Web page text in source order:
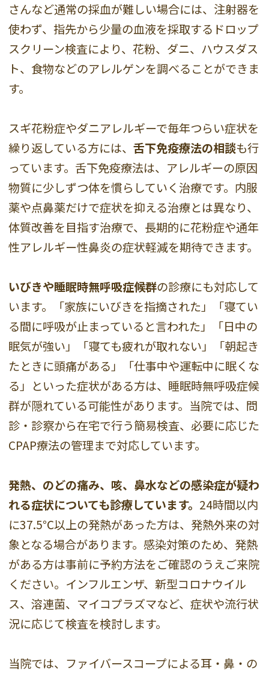
さんなど通常の採血が難しい場合には、注射器を
使わず、指先から少量の血液を採取するドロップ
スクリーン検査により、花粉、ダニ、ハウスダス
ト、食物などのアレルゲンを調べることができま
す。
スギ花粉症やダニアレルギーで毎年つらい症状を
繰り返している方には、舌下免疫療法の相談も行
っています。舌下免疫療法は、アレルギーの原因
物質に少しずつ体を慣らしていく治療です。内服
薬や点鼻薬だけで症状を抑える治療とは異なり、
体質改善を目指す治療で、長期的に花粉症や通年
性アレルギー性鼻炎の症状軽減を期待できます。
いびきや睡眠時無呼吸症候群の診療にも対応して
います。「家族にいびきを指摘された」「寝てい
る間に呼吸が止まっていると言われた」「日中の
眠気が強い」「寝ても疲れが取れない」「朝起き
たときに頭痛がある」「仕事中や運転中に眠くな
る」といった症状がある方は、睡眠時無呼吸症候
群が隠れている可能性があります。当院では、問
診・診察から在宅で行う簡易検査、必要に応じた
CPAP療法の管理まで対応しています。
発熱、のどの痛み、咳、鼻水などの感染症が疑わ
れる症状についても診療しています。 24時間以内
に37.5℃以上の発熱があった方は、発熱外来の対
象となる場合があります。感染対策のため、発熱
がある方は事前に予約方法をご確認のうえご来院
ください。インフルエンザ、新型コロナウイル
ス、溶連菌、マイコプラズマなど、症状や流行状
況に応じて検査を検討します。
当院では、ファイバースコープによる耳・鼻・の